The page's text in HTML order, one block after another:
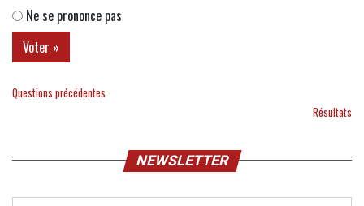
Ne se prononce pas
Questions précédentes
Résultats
NEWSLETTER